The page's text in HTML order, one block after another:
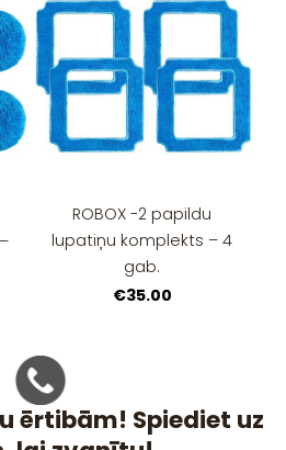
ērtibām! Spiediet uz
ROBOX -2 papildu
lupatiņu komplekts – 4
gab.
€35.00